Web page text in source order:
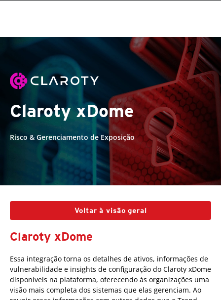
Claroty xDome
Risco & Gerenciamento de Exposição
Voltar à visão geral
Claroty xDome
Essa integração torna os detalhes de ativos, informações de
vulnerabilidade e insights de configuração do Claroty xDome
disponíveis na plataforma, oferecendo às organizações uma
visão mais completa dos sistemas que elas gerenciam. Ao